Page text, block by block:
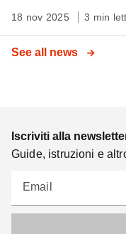
18 nov 2025 3 min
See all news
Iscriviti alla
Guide, istruzioni e
Email